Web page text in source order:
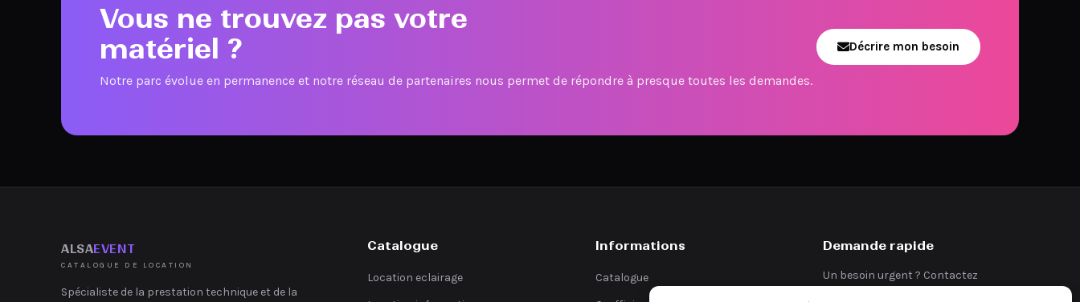
Vous ne trouvez pas votre
matériel ?
Notre parc évolue en permanence et notre réseau de partenaires nous permet de répondre à presque toutes les demandes.
Décrire mon besoin
ALSAEVENT
CATALOGUE DE LOCATION
Spécialiste de la prestation technique et de la
Catalogue
Location eclairage
Informations
Catalogue
Demande rapide
Un besoin urgent ? Contactez